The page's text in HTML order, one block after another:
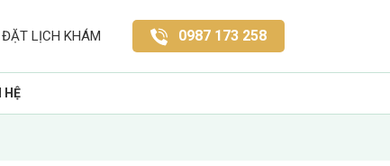
ĐẶT LỊCH KHÁM 0987 173 258
HỆ